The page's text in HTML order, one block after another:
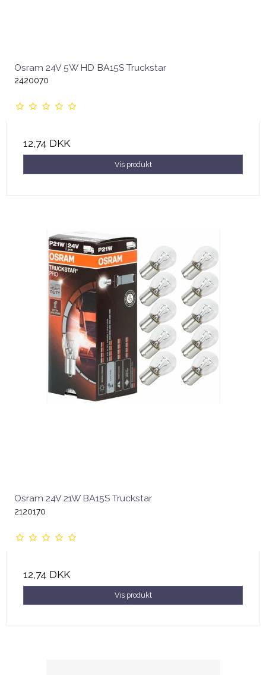
Osram 24V 5W HD BA15S Truckstar
2420070
12,74 DKK
Vis produkt
Osram 24V 21W BA15S Truckstar
2120170
12,74 DKK
Vis produkt